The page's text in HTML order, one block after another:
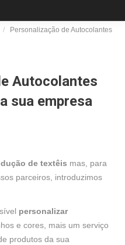
Personalização de Autocolantes
Autocolantes
sua empresa
de textêis mas, para
parceiros, introduzimos
personalizar
e cores, mais um serviço
produtos da sua